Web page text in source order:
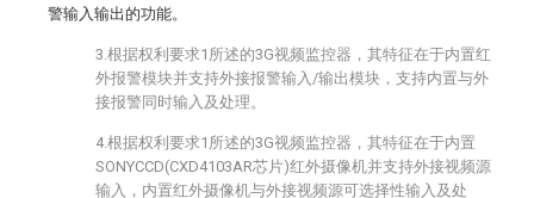
警输入输出的功能。
3.根据权利要求1所述的3G视频监控器，其特征在于内置红
外报警模块并支持外接报警输入/输出模块，支持内置与外
接报警同时输入及处理。
4.根据权利要求1所述的3G视频监控器，其特征在于内置
SONYCCD(CXD4103AR芯片)红外摄像机并支持外接视频源
输入，内置红外摄像机与外接视频源可选择性输入及处